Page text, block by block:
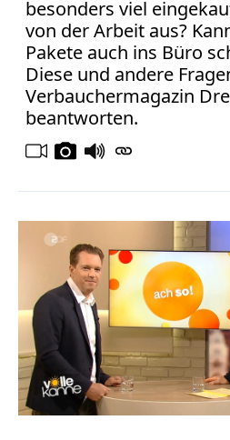
besonders viel
von der Arbeit aus?
Pakete auch ins Büro
Diese und andere
Verbauchermagazin
beantworten.